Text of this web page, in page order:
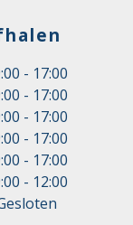
- 17:00
- 17:00
- 17:00
- 17:00
- 17:00
- 12:00